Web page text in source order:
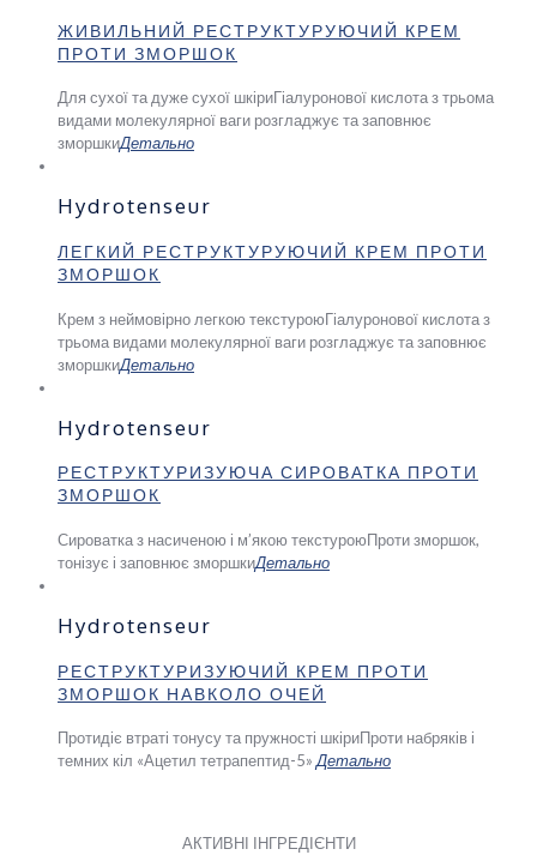
ЖИВИЛЬНИЙ РЕСТРУКТУРУЮЧИЙ КРЕМ
ПРОТИ ЗМОРШОК
Для сухої та дуже сухої шкіриГіалуронової кислота з трьома
видами молекулярної ваги розгладжує та заповнює
зморшкиДетально
Hydrotenseur
ЛЕГКИЙ РЕСТРУКТУРУЮЧИЙ КРЕМ ПРОТИ
ЗМОРШОК
Крем з неймовірно легкою текстуроюГіалуронової кислота з
трьома видами молекулярної ваги розгладжує та заповнює
зморшкиДетально
Hydrotenseur
РЕСТРУКТУРИЗУЮЧА СИРОВАТКА ПРОТИ
ЗМОРШОК
Сироватка з насиченою і м’якою текстуроюПроти зморшок,
тонізує і заповнює зморшкиДетально
Hydrotenseur
РЕСТРУКТУРИЗУЮЧИЙ КРЕМ ПРОТИ
ЗМОРШОК НАВКОЛО ОЧЕЙ
Протидіє втраті тонусу та пружності шкіриПроти набряків і
темних кіл «Ацетил тетрапептид-5»Детально
АКТИВНІ ІНГРЕДІЄНТИ